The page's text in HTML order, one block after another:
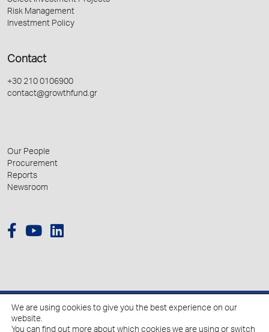
Risk Management
Investment Policy
Contact
+30 210 0106900
contact@growthfund.gr
Our People
Procurement
Reports
Newsroom
We are using cookies to give you the best experience on our
website.
You can find out more about which cookies we are using or switch